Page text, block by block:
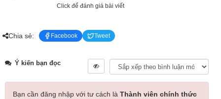
Click để đánh giá bài viết
Chia sẻ: Facebook Tweet
Ý kiến bạn đọc
Bạn cần đăng nhập với tư cách là Thành viên chính thức